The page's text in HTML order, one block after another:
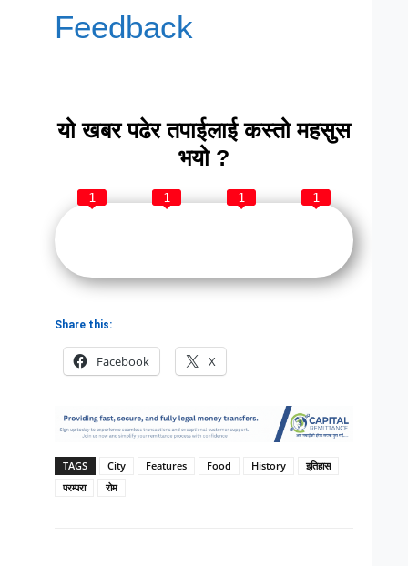
Feedback
यो खबर पढेर तपाईलाई कस्तो महसुस
भयो ?
1 1 1 1
Share this:
Facebook X
TAGS City Features Food History
इतिहास
परम्परा
रोम